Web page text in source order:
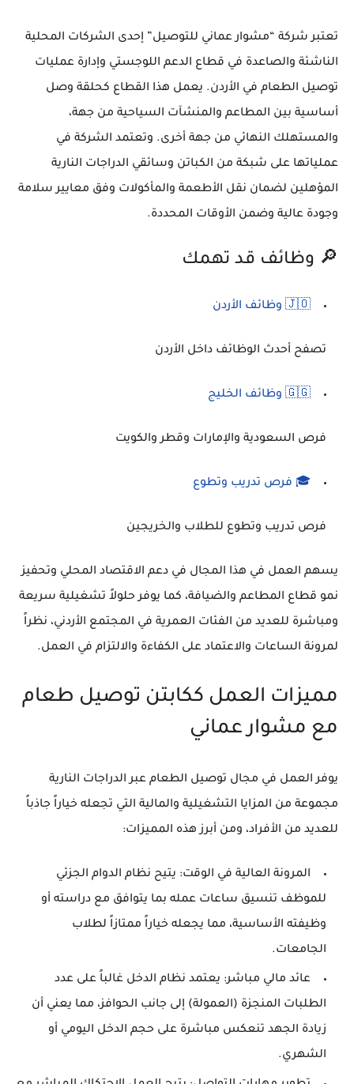
تعتبر شركة “مشوار عماني للتوصيل” إحدى الشركات المحلية
الناشئة والصاعدة في قطاع الدعم اللوجستي وإدارة عمليات
توصيل الطعام في الأردن. يعمل هذا القطاع كحلقة وصل
أساسية بين المطاعم والمنشآت السياحية من جهة،
والمستهلك النهائي من جهة أخرى. وتعتمد الشركة في
عملياتها على شبكة من الكباتن وسائقي الدراجات النارية
المؤهلين لضمان نقل الأطعمة والمأكولات وفق معايير سلامة
وجودة عالية وضمن الأوقات المحددة.
🔎 وظائف قد تهمك
🇯🇴 وظائف الأردن
تصفح أحدث الوظائف داخل الأردن
🇬🇬 وظائف الخليج
فرص السعودية والإمارات وقطر والكويت
🎓 فرص تدريب وتطوع
فرص تدريب وتطوع للطلاب والخريجين
يسهم العمل في هذا المجال في دعم الاقتصاد المحلي وتحفيز
نمو قطاع المطاعم والضيافة، كما يوفر حلولاً تشغيلية سريعة
ومباشرة للعديد من الفئات العمرية في المجتمع الأردني، نظراً
لمرونة الساعات والاعتماد على الكفاءة والالتزام في العمل.
مميزات العمل ككابتن توصيل طعام
مع مشوار عماني
يوفر العمل في مجال توصيل الطعام عبر الدراجات النارية
مجموعة من المزايا التشغيلية والمالية التي تجعله خياراً جاذباً
للعديد من الأفراد، ومن أبرز هذه المميزات:
المرونة العالية في الوقت: يتيح نظام الدوام الجزئي
للموظف تنسيق ساعات عمله بما يتوافق مع دراسته أو
وظيفته الأساسية، مما يجعله خياراً ممتازاً لطلاب
الجامعات.
عائد مالي مباشر: يعتمد نظام الدخل غالباً على عدد
الطلبات المنجزة (العمولة) إلى جانب الحوافز، مما يعني أن
زيادة الجهد تنعكس مباشرة على حجم الدخل اليومي أو
الشهري.